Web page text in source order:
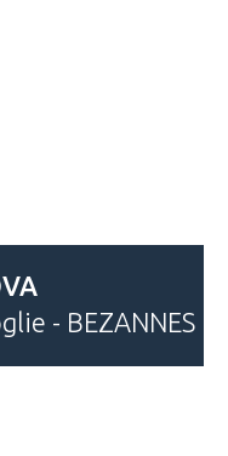
- BEZANNES